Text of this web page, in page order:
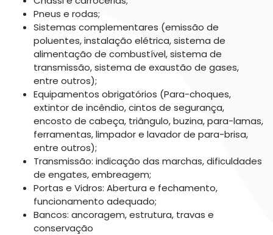
Pneus e rodas;
Sistemas complementares (emissão de
poluentes, instalação elétrica, sistema de
alimentação de combustível, sistema de
transmissão, sistema de exaustão de gases,
entre outros);
Equipamentos obrigatórios (Para-choques,
extintor de incêndio, cintos de segurança,
encosto de cabeça, triângulo, buzina, para-lamas,
ferramentas, limpador e lavador de para-brisa,
entre outros);
Transmissão: indicação das marchas, dificuldades
de engates, embreagem;
Portas e Vidros: Abertura e fechamento,
funcionamento adequado;
Bancos: ancoragem, estrutura, travas e
conservação